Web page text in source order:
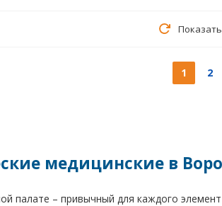
1 2
медицинские в
палате – привычный для каждого